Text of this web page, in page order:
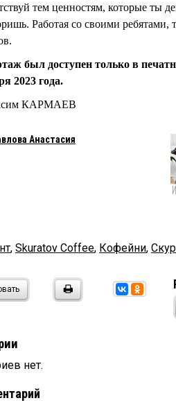
тем ценностям, которые ты
Работая со своими ребятами,
был доступен только в
2023 года.
КАРМАЕВ
Анастасия
, Skuratov Coffee, Кофейни,
нет.